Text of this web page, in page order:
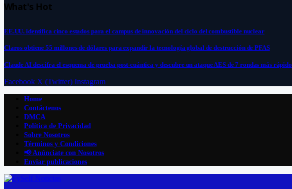
What's Hot
EE.UU. identifica cinco estados para el campus de innovación del ciclo del combustible nuclear
Claros obtiene 55 millones de dólares para expandir la tecnología global de destrucción de PFAS
Claude AI descifra el esquema de prueba post-cuántica y descubre un ataque AES de 7 rondas más rápido
Facebook X (Twitter) Instagram
Home
Contáctenos
DMCA
Política de Privacidad
Sobre Nosotros
Términos y Condiciones
📢 Anúnciate con Nosotros
Enviar publicaciones